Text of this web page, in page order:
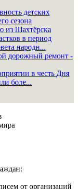
детских
сезона
из Шахтёрска
в период
народн...
дорожный ремонт -
в честь Дня
боле...
от организаций